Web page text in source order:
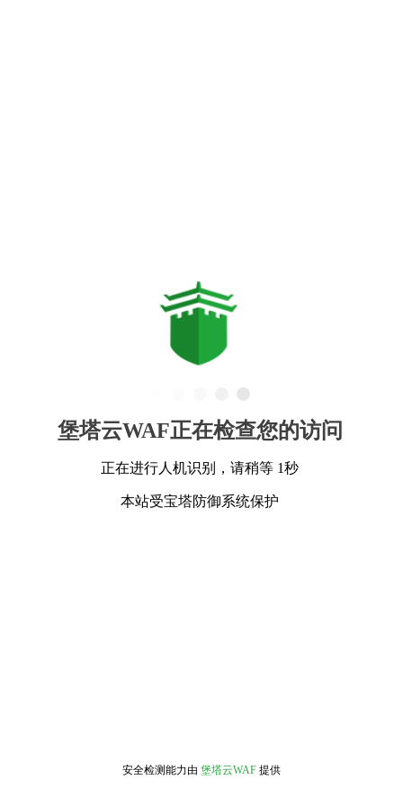
堡塔云WAF正在检查您的访问
正在进行人机识别，请稍等 1秒
本站受宝塔防御系统保护
安全检测能力由 堡塔云WAF 提供